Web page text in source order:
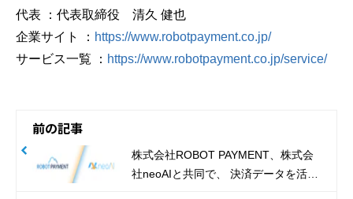
代表 ：代表取締役 清久 健也
企業サイト ： https://www.robotpayment.co.jp/
サービス一覧 ： https://www.robotpayment.co.jp/service/
前の記事
株式会社ROBOT PAYMENT、株式会
社neoAIと共同で、 決済データを活用